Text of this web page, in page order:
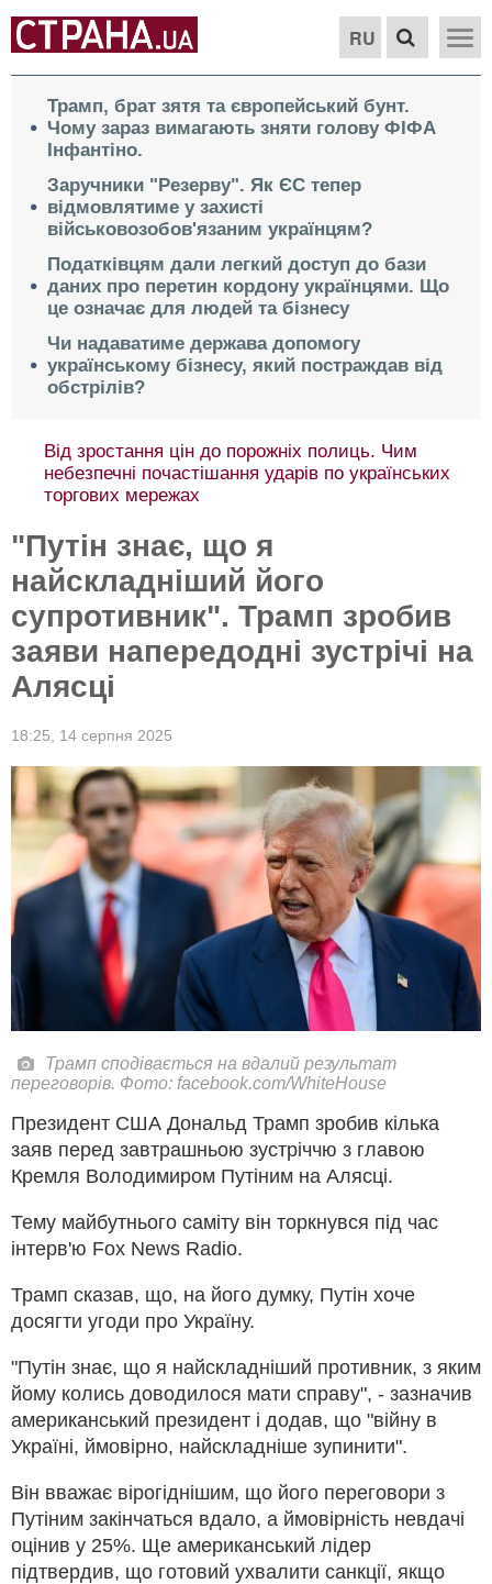
RU
Трамп, брат зятя та європейський бунт.
Чому зараз вимагають зняти голову ФІФА
Інфантіно.
Заручники "Резерву". Як ЄС тепер
відмовлятиме у захисті
військовозобов'язаним українцям?
Податківцям дали легкий доступ до бази
даних про перетин кордону українцями. Що
це означає для людей та бізнесу
Чи надаватиме держава допомогу
українському бізнесу, який постраждав від
обстрілів?
Від зростання цін до порожніх полиць. Чим
небезпечні почастішання ударів по українських
торгових мережах
"Путін знає, що я
найскладніший його
супротивник". Трамп зробив
заяви напередодні зустрічі на
Алясці
18:25, 14 серпня 2025
Трамп сподівається на вдалий результат
переговорів. Фото: facebook.com/WhiteHouse
Президент США Дональд Трамп зробив кілька
заяв перед завтрашньою зустріччю з главою
Кремля Володимиром Путіним на Алясці.
Тему майбутнього саміту він торкнувся під час
інтерв'ю Fox News Radio.
Трамп сказав, що, на його думку, Путін хоче
досягти угоди про Україну.
"Путін знає, що я найскладніший противник, з яким
йому колись доводилося мати справу", - зазначив
американський президент і додав, що "війну в
Україні, ймовірно, найскладніше зупинити".
Він вважає вірогіднішим, що його переговори з
Путіним закінчаться вдало, а ймовірність невдачі
оцінив у 25%. Ще американський лідер
підтвердив, що готовий ухвалити санкції, якщо